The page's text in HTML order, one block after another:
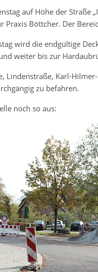
auf Höhe der Straße
Praxis Böttcher. Der
wird die endgültige
weiter bis zur
Lindenstraße, Karl-
zu befahren.
noch so aus: